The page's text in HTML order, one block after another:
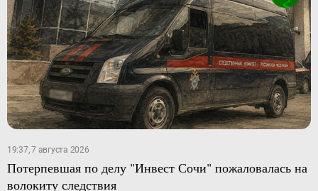
19:37, 7 августа 2026
Потерпевшая по делу "Инвест Сочи" пожаловалась на
волокиту следствия